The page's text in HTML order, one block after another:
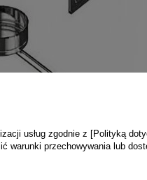
usług zgodnie z [Polityką
warunki przechowywania lub